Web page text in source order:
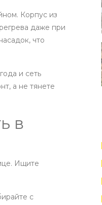
Корпус из
даже при
что
и сеть
а не тянете
в
Ищите
с